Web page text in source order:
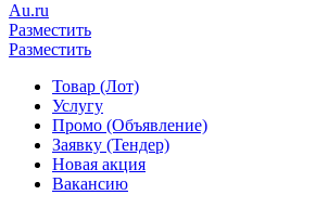
Au.ru
Разместить
Разместить
Товар (Лот)
Услугу
Промо (Объявление)
Заявку (Тендер)
Новая акция
Вакансию